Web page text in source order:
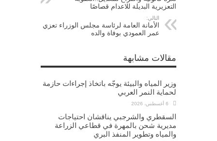
التعزيرية البديلة للاعدام قصاصًا
التالي:
الأمانة العامة لرئاسة مجلس الوزراء تعزي
عمر العمودي بوفاة والده
مقالات مشابهة
وزير المياه والبيئة يوجّه باتخاذ إجراءات حازمة
لحماية النمر العربي
6 أغسطس، 2026
السقطري والشرجبي يناقشان احتياجات
مديرية شحن بالمهرة في قطاعي الزراعة
والمياه وتطوير المنفذ البري